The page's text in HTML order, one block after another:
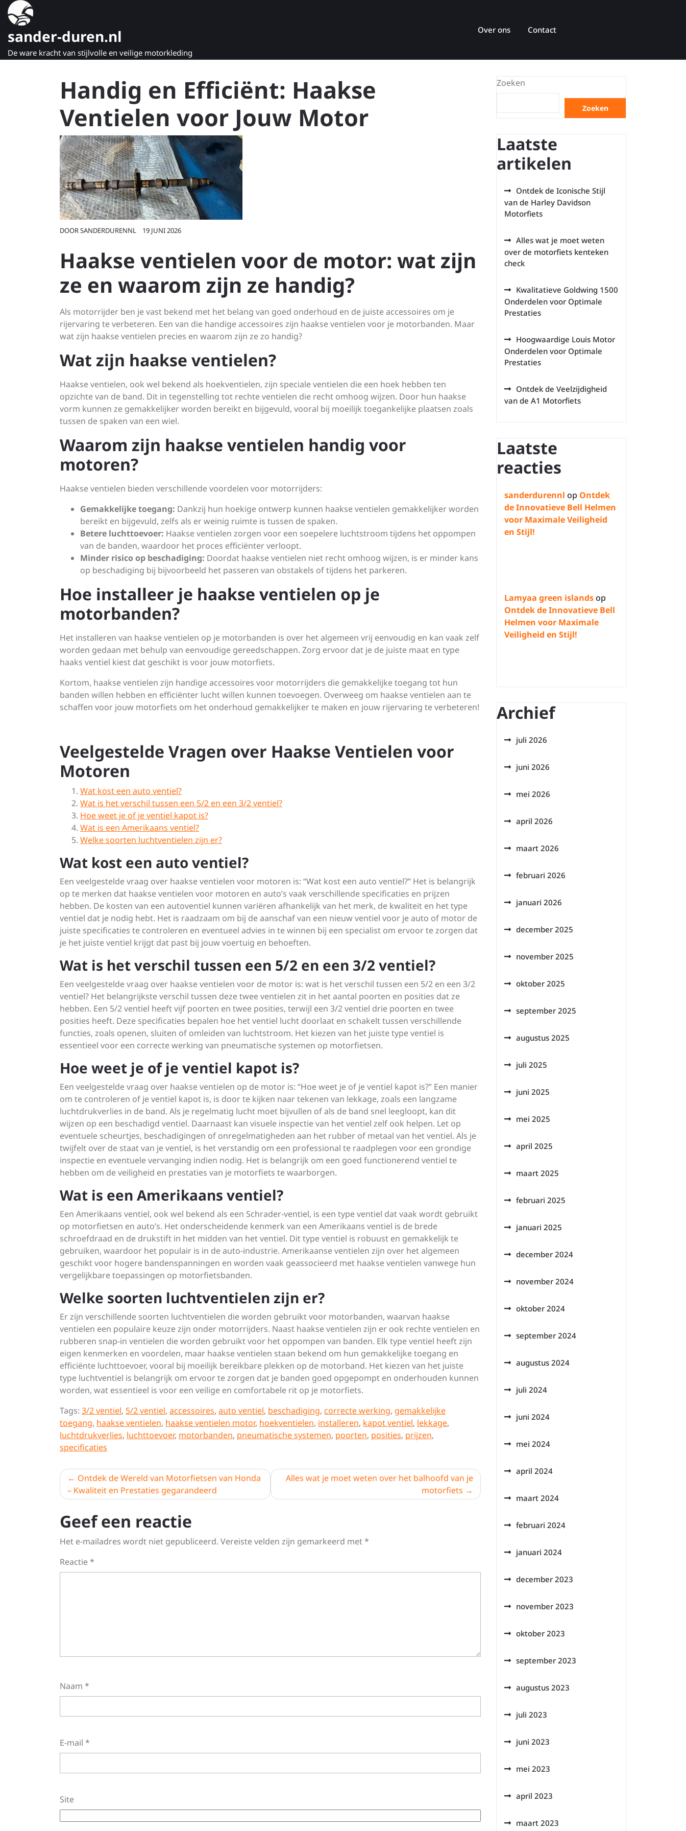
Naar
de
gaansander-duren.nl
De ware kracht van stijlvolle en veilige motorkleding
Over ons Contact
Handig en Efficiënt: Haakse
Ventielen voor Jouw Motor
DOORSANDERDURENNL 19 JUNI 2026
Haakse ventielen voor de motor: wat zijn
ze en waarom zijn ze handig?
Als motorrijder ben je vast bekend met het belang van goed onderhoud en de juiste accessoires om je
rijervaring te verbeteren. Een van die handige accessoires zijn haakse ventielen voor je motorbanden. Maar
wat zijn haakse ventielen precies en waarom zijn ze zo handig?
Wat zijn haakse ventielen?
Haakse ventielen, ook wel bekend als hoekventielen, zijn speciale ventielen die een hoek hebben ten
opzichte van de band. Dit in tegenstelling tot rechte ventielen die recht omhoog wijzen. Door hun haakse
vorm kunnen ze gemakkelijker worden bereikt en bijgevuld, vooral bij moeilijk toegankelijke plaatsen zoals
tussen de spaken van een wiel.
Waarom zijn haakse ventielen handig voor
motoren?
Haakse ventielen bieden verschillende voordelen voor motorrijders:
Gemakkelijke toegang: Dankzij hun hoekige ontwerp kunnen haakse ventielen gemakkelijker worden
bereikt en bijgevuld, zelfs als er weinig ruimte is tussen de spaken.
Betere luchttoevoer: Haakse ventielen zorgen voor een soepelere luchtstroom tijdens het oppompen
van de banden, waardoor het proces efficiënter verloopt.
Minder risico op beschadiging: Doordat haakse ventielen niet recht omhoog wijzen, is er minder kans
op beschadiging bij bijvoorbeeld het passeren van obstakels of tijdens het parkeren.
Hoe installeer je haakse ventielen op je
motorbanden?
Het installeren van haakse ventielen op je motorbanden is over het algemeen vrij eenvoudig en kan vaak zelf
worden gedaan met behulp van eenvoudige gereedschappen. Zorg ervoor dat je de juiste maat en type
haaks ventiel kiest dat geschikt is voor jouw motorfiets.
Kortom, haakse ventielen zijn handige accessoires voor motorrijders die gemakkelijke toegang tot hun
banden willen hebben en efficiënter lucht willen kunnen toevoegen. Overweeg om haakse ventielen aan te
schaffen voor jouw motorfiets om het onderhoud gemakkelijker te maken en jouw rijervaring te verbeteren!
Veelgestelde Vragen over Haakse Ventielen voor
Motoren
Wat kost een auto ventiel?
Wat is het verschil tussen een 5/2 en een 3/2 ventiel?
Hoe weet je of je ventiel kapot is?
Wat is een Amerikaans ventiel?
Welke soorten luchtventielen zijn er?
Wat kost een auto ventiel?
Een veelgestelde vraag over haakse ventielen voor motoren is: “Wat kost een auto ventiel?” Het is belangrijk
op te merken dat haakse ventielen voor motoren en auto’s vaak verschillende specificaties en prijzen
hebben. De kosten van een autoventiel kunnen variëren afhankelijk van het merk, de kwaliteit en het type
ventiel dat je nodig hebt. Het is raadzaam om bij de aanschaf van een nieuw ventiel voor je auto of motor de
juiste specificaties te controleren en eventueel advies in te winnen bij een specialist om ervoor te zorgen dat
je het juiste ventiel krijgt dat past bij jouw voertuig en behoeften.
Wat is het verschil tussen een 5/2 en een 3/2 ventiel?
Een veelgestelde vraag over haakse ventielen voor de motor is: wat is het verschil tussen een 5/2 en een 3/2
ventiel? Het belangrijkste verschil tussen deze twee ventielen zit in het aantal poorten en posities dat ze
hebben. Een 5/2 ventiel heeft vijf poorten en twee posities, terwijl een 3/2 ventiel drie poorten en twee
posities heeft. Deze specificaties bepalen hoe het ventiel lucht doorlaat en schakelt tussen verschillende
functies, zoals openen, sluiten of omleiden van luchtstroom. Het kiezen van het juiste type ventiel is
essentieel voor een correcte werking van pneumatische systemen op motorfietsen.
Hoe weet je of je ventiel kapot is?
Een veelgestelde vraag over haakse ventielen op de motor is: “Hoe weet je of je ventiel kapot is?” Een manier
om te controleren of je ventiel kapot is, is door te kijken naar tekenen van lekkage, zoals een langzame
luchtdrukverlies in de band. Als je regelmatig lucht moet bijvullen of als de band snel leegloopt, kan dit
wijzen op een beschadigd ventiel. Daarnaast kan visuele inspectie van het ventiel zelf ook helpen. Let op
eventuele scheurtjes, beschadigingen of onregelmatigheden aan het rubber of metaal van het ventiel. Als je
twijfelt over de staat van je ventiel, is het verstandig om een professional te raadplegen voor een grondige
inspectie en eventuele vervanging indien nodig. Het is belangrijk om een goed functionerend ventiel te
hebben om de veiligheid en prestaties van je motorfiets te waarborgen.
Wat is een Amerikaans ventiel?
Een Amerikaans ventiel, ook wel bekend als een Schrader-ventiel, is een type ventiel dat vaak wordt gebruikt
op motorfietsen en auto’s. Het onderscheidende kenmerk van een Amerikaans ventiel is de brede
schroefdraad en de drukstift in het midden van het ventiel. Dit type ventiel is robuust en gemakkelijk te
gebruiken, waardoor het populair is in de auto-industrie. Amerikaanse ventielen zijn over het algemeen
geschikt voor hogere bandenspanningen en worden vaak geassocieerd met haakse ventielen vanwege hun
vergelijkbare toepassingen op motorfietsbanden.
Welke soorten luchtventielen zijn er?
Er zijn verschillende soorten luchtventielen die worden gebruikt voor motorbanden, waarvan haakse
ventielen een populaire keuze zijn onder motorrijders. Naast haakse ventielen zijn er ook rechte ventielen en
rubberen snap-in ventielen die worden gebruikt voor het oppompen van banden. Elk type ventiel heeft zijn
eigen kenmerken en voordelen, maar haakse ventielen staan bekend om hun gemakkelijke toegang en
efficiënte luchttoevoer, vooral bij moeilijk bereikbare plekken op de motorband. Het kiezen van het juiste
type luchtventiel is belangrijk om ervoor te zorgen dat je banden goed opgepompt en onderhouden kunnen
worden, wat essentieel is voor een veilige en comfortabele rit op je motorfiets.
Tags: 3/2 ventiel, 5/2 ventiel, accessoires, auto ventiel, beschadiging, correcte werking, gemakkelijke
toegang, haakse ventielen, haakse ventielen motor, hoekventielen, installeren, kapot ventiel, lekkage,
luchtdrukverlies, luchttoevoer, motorbanden, pneumatische systemen, poorten, posities, prijzen,
specificaties
Berichtnavigatie
Ontdek de Wereld van Motorfietsen van Honda
– Kwaliteit en Prestaties gegarandeerd
Alles wat je moet weten over het balhoofd van je
motorfiets
Geef een reactie
Het e-mailadres wordt niet gepubliceerd. Vereiste velden zijn gemarkeerd met*
Reactie*
Naam *
E-mail *
Site
Zoeken
Zoeken
Laatste
artikelen
Ontdek de Iconische Stijl
van de Harley Davidson
Motorfiets
Alles wat je moet weten
over de motorfiets kenteken
check
Kwalitatieve Goldwing 1500
Onderdelen voor Optimale
Prestaties
Hoogwaardige Louis Motor
Onderdelen voor Optimale
Prestaties
Ontdek de Veelzijdigheid
van de A1 Motorfiets
Laatste
reacties
sanderdurennl op Ontdek
de Innovatieve Bell Helmen
voor Maximale Veiligheid
en Stijl!
Lamyaa green islandsop
Ontdek de Innovatieve Bell
Helmen voor Maximale
Veiligheid en Stijl!
Archief
juli 2026
juni 2026
mei 2026
april 2026
maart 2026
februari 2026
januari 2026
december 2025
november 2025
oktober 2025
september 2025
augustus 2025
juli 2025
juni 2025
mei 2025
april 2025
maart 2025
februari 2025
januari 2025
december 2024
november 2024
oktober 2024
september 2024
augustus 2024
juli 2024
juni 2024
mei 2024
april 2024
maart 2024
februari 2024
januari 2024
december 2023
november 2023
oktober 2023
september 2023
augustus 2023
juli 2023
juni 2023
mei 2023
april 2023
maart 2023